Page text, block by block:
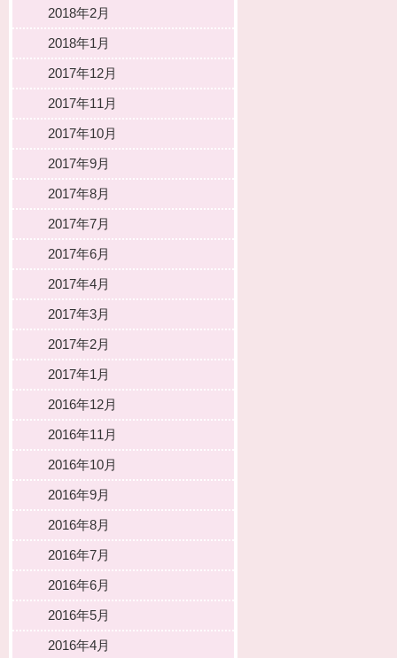
2018年2月
2018年1月
2017年12月
2017年11月
2017年10月
2017年9月
2017年8月
2017年7月
2017年6月
2017年4月
2017年3月
2017年2月
2017年1月
2016年12月
2016年11月
2016年10月
2016年9月
2016年8月
2016年7月
2016年6月
2016年5月
2016年4月